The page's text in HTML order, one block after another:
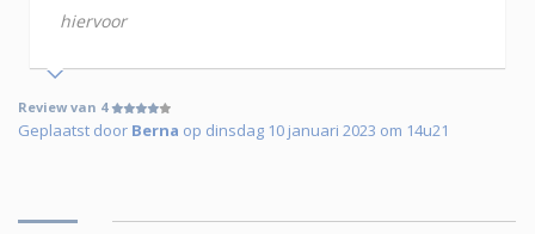
hiervoor
Review van 4
Geplaatst door Berna op dinsdag 10 januari 2023 om 14u21